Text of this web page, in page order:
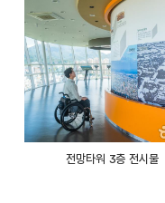
전망타워 3층 전시물